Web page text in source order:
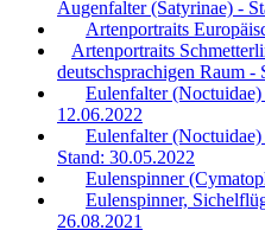
Augenfalter (Satyrinae) -
Artenportraits
Artenportraits
deutschsprachigen Raum -
Eulenfalter
12.06.2022
Eulenfalter
Stand: 30.05.2022
Eulenspinner
Eulenspinner,
26.08.2021